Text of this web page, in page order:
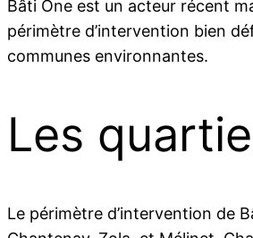
Bâti One est un acteur récent
périmètre d’intervention bien
communes environnantes.
Les
Le périmètre d’intervention de